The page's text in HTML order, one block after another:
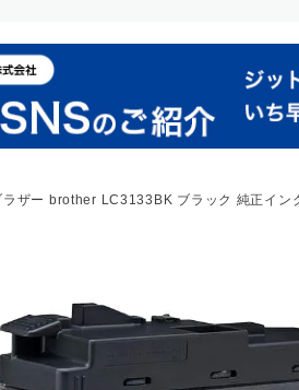
ラザー brother LC3133BK ブラック 純正イン